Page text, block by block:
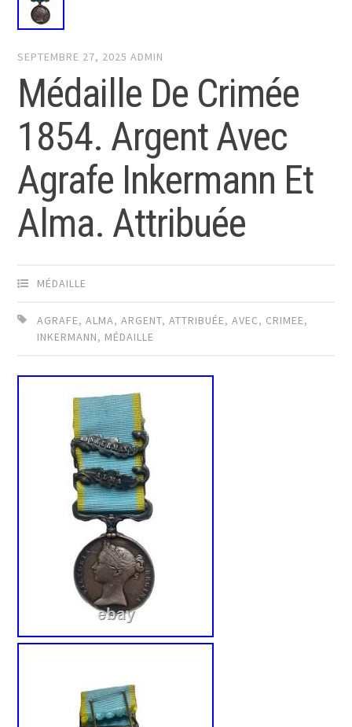
SEPTEMBRE 27, 2025 ADMIN
Médaille De Crimée
1854. Argent Avec
Agrafe Inkermann Et
Alma. Attribuée
MÉDAILLE
AGRAFE,ALMA,ARGENT,ATTRIBUÉE,AVEC, CRIMEE,
INKERMANN, MÉDAILLE